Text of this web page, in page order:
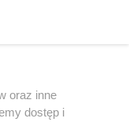
oraz inne
dostęp i